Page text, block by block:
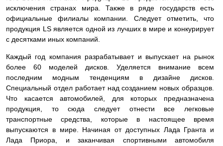
исключения странах мира. Также в ряде государств есть
официальные филиалы компании. Следует отметить, что
продукция LS является одной из лучших в мире и конкурирует
с десятками иных компаний.
Каждый год компания разрабатывает и выпускает на рынок
более 60 моделей дисков. Уделяется внимание всем
последним модным тенденциям в дизайне дисков.
Специальный отдел работает над созданием новых образцов.
Что касается автомобилей, для которых предназначена
продукция, то сюда следует отнести все легковые
транспортные средства, которые в настоящее время
выпускаются в мире. Начиная от доступных Лада Гранта и
Лада Приора, и заканчивая спортивными автомобиля